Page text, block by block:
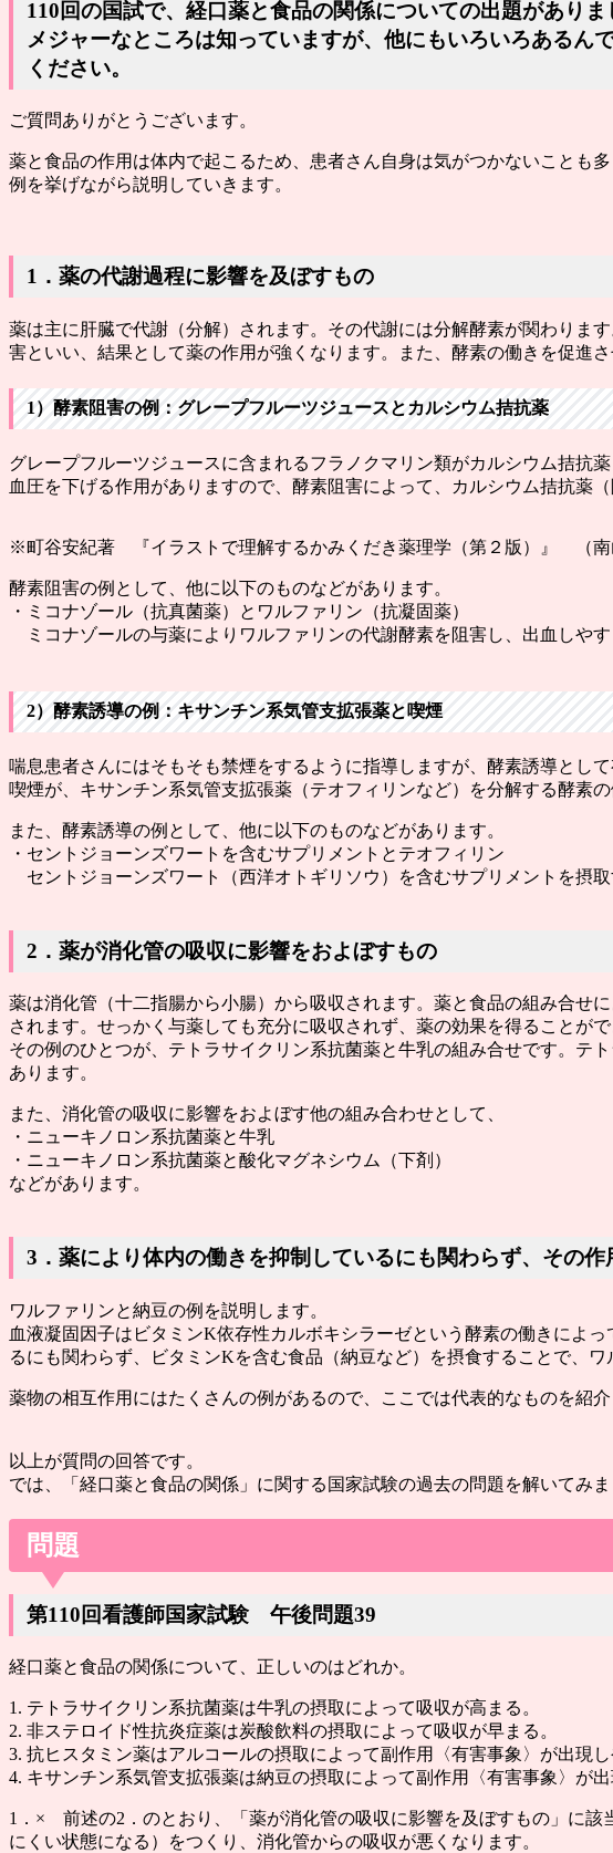
110回の国試で、経口薬と食品の関係についての出題があり
メジャーなところは知っていますが、他にもいろいろある
ください。
ご質問ありがとうございます。
薬と食品の作用は体内で起こるため、患者さん自身は気がつかないことも
例を挙げながら説明していきます。
1．薬の代謝過程に影響を及ぼすもの
薬は主に肝臓で代謝（分解）されます。その代謝には分解酵素が関わりま
害といい、結果として薬の作用が強くなります。また、 酵素の働きを促進
1）酵素阻害の例：グレープフルーツジュースとカルシウム拮抗薬
グレープフルーツジュースに含まれるフラノクマリン類がカルシウム拮抗
血圧を下げる作用がありますので、酵素阻害によって、カルシウム拮抗薬
※町谷安紀著 『イラストで理解するかみくだき薬理学（第２版）』 （
酵素阻害の例として、他に以下のものなどがあります。
・ミコナゾール（抗真菌薬）とワルファリン（抗凝固薬）
ミコナゾールの与薬によりワルファリンの代謝酵素を阻害し、出血しやす
2）酵素誘導の例：キサンチン系気管支拡張薬と喫煙
喘息患者さんにはそもそも禁煙をするように指導しますが、酵素誘導として
喫煙が、キサンチン系気管支拡張薬（テオフィリンなど）を分解する酵素
また、酵素誘導の例として、他に以下のものなどがあります。
・セントジョーンズワートを含むサプリメントとテオフィリン
セントジョーンズワート（西洋オトギリソウ）を含むサプリメントを摂
2．薬が消化管の吸収に影響をおよぼすもの
薬は消化管（十二指腸から小腸）から吸収されます。薬と食品の組み合せ
されます。せっかく与薬しても充分に吸収されず、薬の効果を得ることが
その例のひとつが、 テトラサイクリン系抗菌薬と牛乳の組み合せです。テ
あります。
また、消化管の吸収に影響をおよぼす他の組み合わせとして、
・ニューキノロン系抗菌薬と牛乳
・ニューキノロン系抗菌薬と酸化マグネシウム（下剤）
などがあります。
3．薬により体内の働きを抑制しているにも関わらず、その作
ワルファリンと納豆の例を説明します。
血液凝固因子はビタミンK依存性カルボキシラーゼという酵素の働きによ
るにも関わらず、ビタミンKを含む食品（納豆など）を摂食することで、
薬物の相互作用にはたくさんの例があるので、ここでは代表的なものを紹介
以上が質問の回答です。
では、
「経口薬と食品の関係」 に関する国家試験の過去の問題を解いてみま
問題
第110回看護師国家試験 午後問題39
経口薬と食品の関係について、正しいのはどれか。
1. テトラサイクリン系抗菌薬は牛乳の摂取によって吸収が高まる。
2. 非ステロイド性抗炎症薬は炭酸飲料の摂取によって吸収が早まる。
3. 抗ヒスタミン薬はアルコールの摂取によって副作用〈有害事象〉が出現し
4. キサンチン系気管支拡張薬は納豆の摂取によって副作用〈有害事象〉が出
1．× 前述の2．のとおり、「薬が消化管の吸収に影響を及ぼすもの」に
にくい状態になる）をつくり、消化管からの吸収が悪くなります。